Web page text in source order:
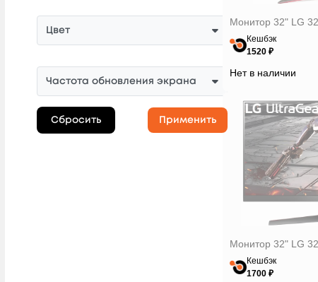
Цвет
Частота обновления экрана
Сбросить Применить
Монитор 32" LG
Кешбэк
1520 ₽
Нет в наличии
Монитор 32" LG
Кешбэк
1700 ₽